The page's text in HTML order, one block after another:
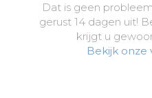
Dat is geen
gerust 14 dagen uit!
krijgt u
Bekijk onze